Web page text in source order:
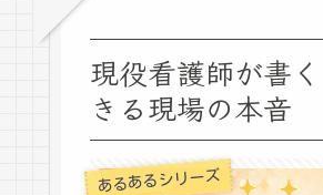
現役看護師が書
きる現場の本音
あるあるシリーズ